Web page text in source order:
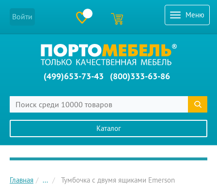
Меню
Войти
(499)653-73-43 (800)333-63-86
Каталог
Главное меню сайта
Главная ... Тумбочка с двумя ящиками Emerson